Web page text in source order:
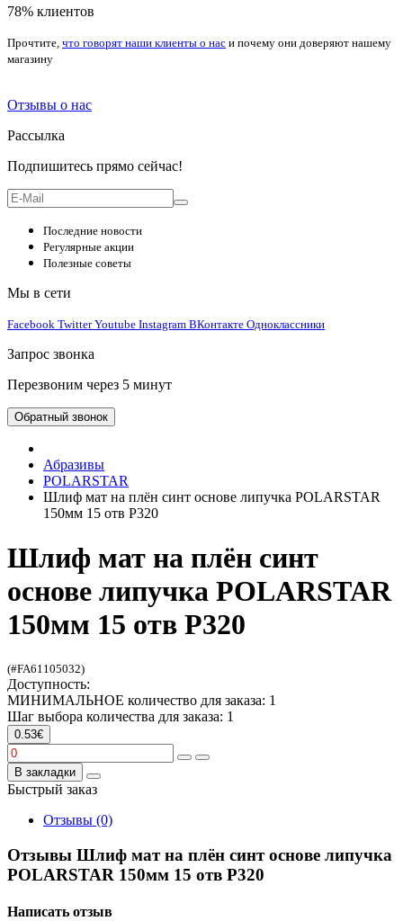
78% клиентов
Прочтите, что говорят наши клиенты о нас и почему они доверяют нашему
магазину
Отзывы о нас
Рассылка
Подпишитесь прямо сейчас!
Последние новости
Регулярные акции
Полезные советы
Мы в сети
Facebook TwitterYoutube Instagram ВКонтакте Одноклассники
Запрос звонка
Перезвоним через 5 минут
Обратный звонок
Абразивы
POLARSTAR
Шлиф мат на плён синт основе липучка POLARSTAR
150мм 15 отв P320
Шлиф мат на плён синт
основе липучка POLARSTAR
150мм 15 отв P320
(#FA61105032)
Доступность:
МИНИМАЛЬНОЕ количество для заказа: 1
Шаг выбора количества для заказа: 1
0.53€
В закладки
Быстрый заказ
Отзывы (0)
Отзывы Шлиф мат на плён синт основе липучка
POLARSTAR 150мм 15 отв P320
Написать отзыв